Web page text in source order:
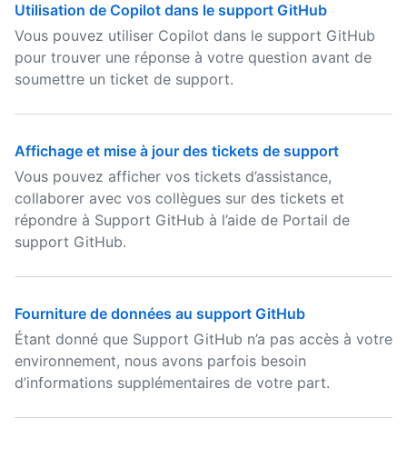
Utilisation de Copilot dans le support GitHub
Vous pouvez utiliser Copilot dans le support GitHub
pour trouver une réponse à votre question avant de
soumettre un ticket de support.
Affichage et mise à jour des tickets de support
Vous pouvez afficher vos tickets d’assistance,
collaborer avec vos collègues sur des tickets et
répondre à Support GitHub à l’aide de Portail de
support GitHub.
Fourniture de données au support GitHub
Étant donné que Support GitHub n’a pas accès à votre
environnement, nous avons parfois besoin
d’informations supplémentaires de votre part.